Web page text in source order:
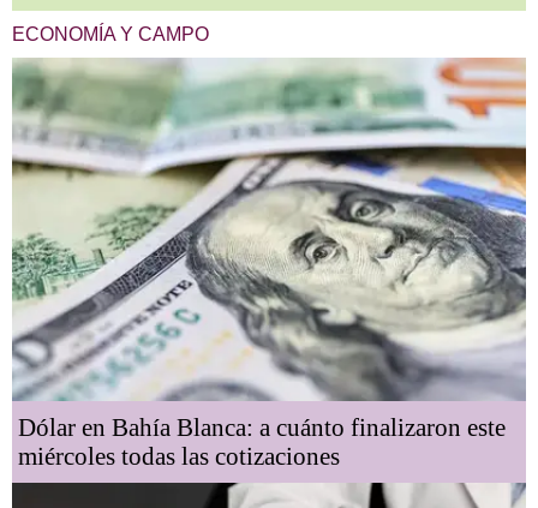
ECONOMÍA Y CAMPO
Dólar en Bahía Blanca: a cuánto finalizaron este
miércoles todas las cotizaciones